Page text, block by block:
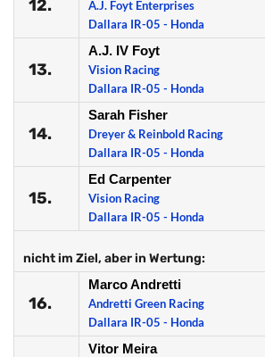
12.
A.J. Foyt Enterprises
Dallara IR-05 - Honda
13.
A.J. IV Foyt
Vision Racing
Dallara IR-05 - Honda
14.
Sarah Fisher
Dreyer & Reinbold Racing
Dallara IR-05 - Honda
15.
Ed Carpenter
Vision Racing
Dallara IR-05 - Honda
nicht im Ziel, aber in Wertung:
16.
Marco Andretti
Andretti Green Racing
Dallara IR-05 - Honda
Vitor Meira